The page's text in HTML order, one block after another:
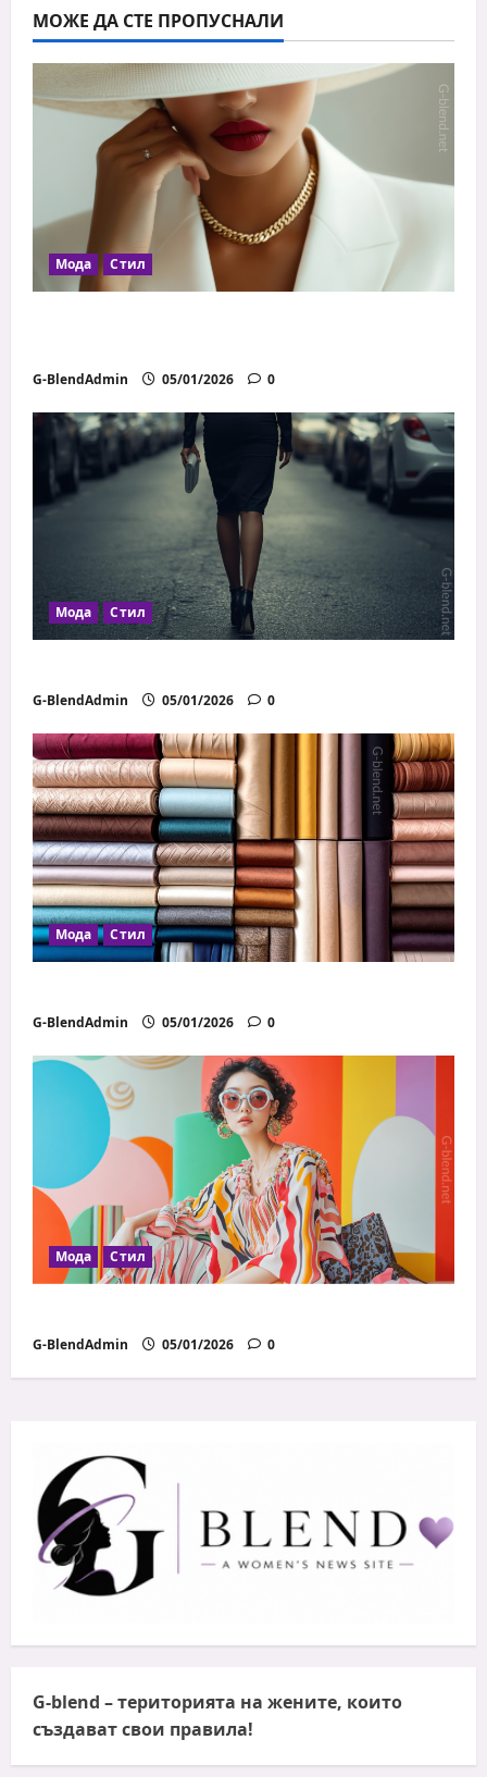
страници
МОЖЕ ДА СТЕ ПРОПУСНАЛИ
Мода Стил
G-BlendAdmin 05/01/2026 0
Мода Стил
G-BlendAdmin 05/01/2026 0
Мода Стил
G-BlendAdmin 05/01/2026 0
Мода Стил
G-BlendAdmin 05/01/2026 0
G-blend – територията на жените, които
създават свои правила!